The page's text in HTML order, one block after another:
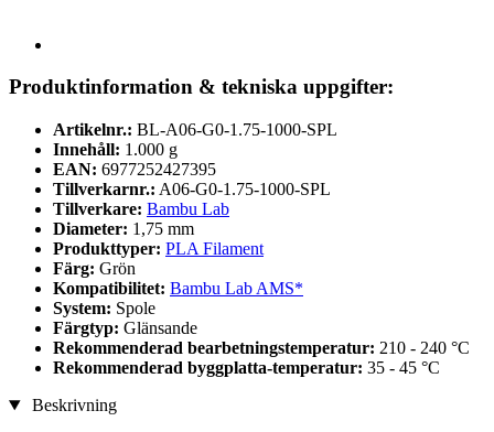
Produktinformation & tekniska uppgifter:
Artikelnr.: BL-A06-G0-1.75-1000-SPL
Innehåll: 1.000 g
EAN: 6977252427395
Tillverkarnr.: A06-G0-1.75-1000-SPL
Tillverkare: Bambu Lab
Diameter: 1,75 mm
Produkttyper: PLA Filament
Färg: Grön
Kompatibilitet: Bambu Lab AMS*
System: Spole
Färgtyp: Glänsande
Rekommenderad bearbetningstemperatur: 210 - 240 °C
Rekommenderad byggplatta-temperatur: 35 - 45 °C
Beskrivning